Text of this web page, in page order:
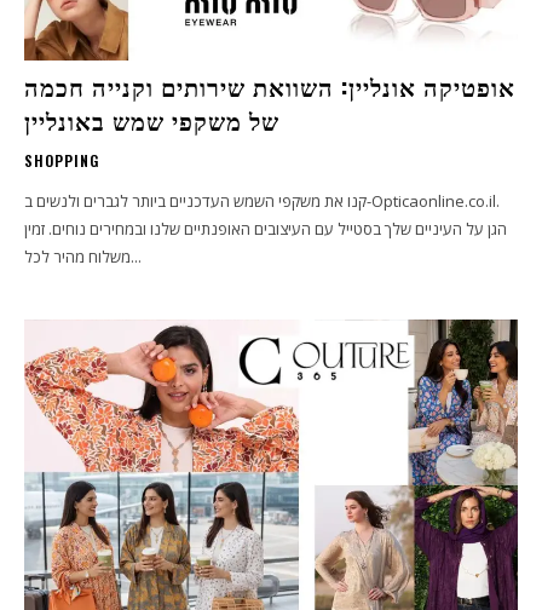
אופטיקה אונליין: השוואת שירותים וקנייה חכמה
של משקפי שמש באונליין
SHOPPING
קנו את משקפי השמש העדכניים ביותר לגברים ולנשים ב-Opticaonline.co.il.
הגן על העיניים שלך בסטייל עם העיצובים האופנתיים שלנו ובמחירים נוחים. זמין
משלוח מהיר לכל...